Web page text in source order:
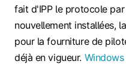
fait d'IPP le protocole
nouvellement installées,
pour la fourniture de
déjà en vigueur.